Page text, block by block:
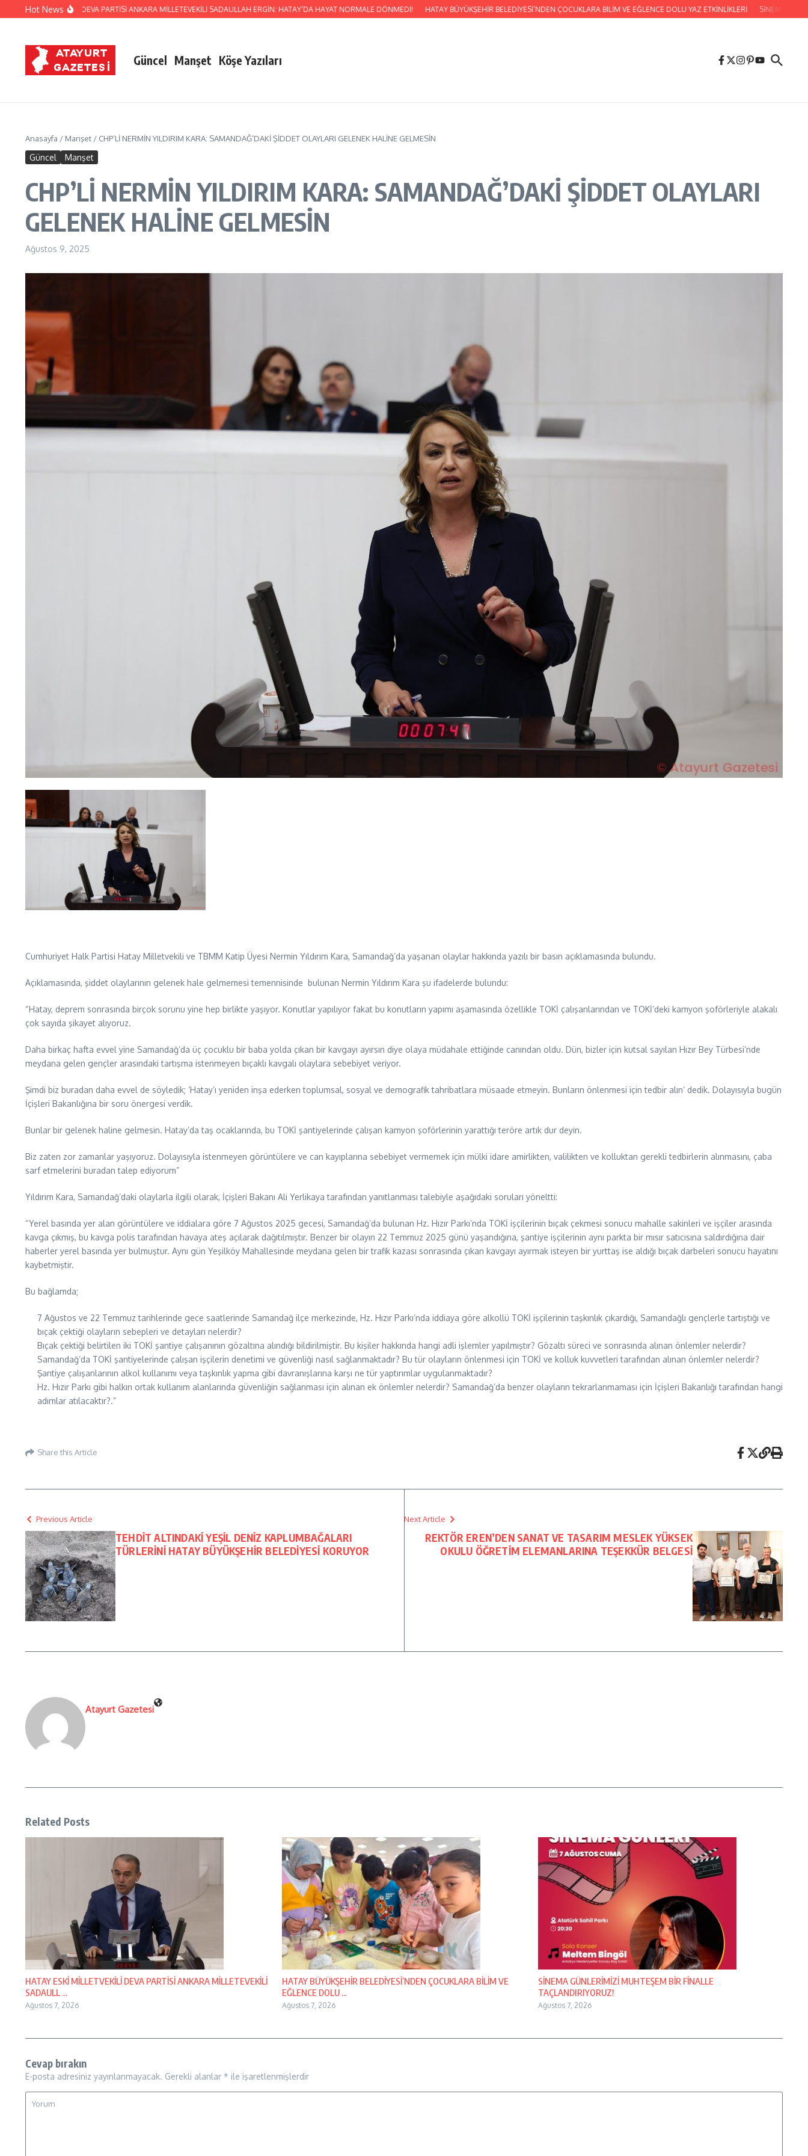
İçeriğe atlaHot News
MİLLETVEKİLİ DEVA PARTİSİ ANKARA MİLLETEVEKİLİ SADAULLAH ERGİN: HATAY’DA HAYAT NORMALE DÖNMEDİ! HATAY BÜYÜKŞEHİR BELEDİYESİ’NDEN ÇOCUKLARA BİLİM VE EĞLENCE DOLU YAZ ETKİNLİKLERİ SİNEMA
Güncel Manşet Köşe Yazıları
Anasayfa / Manşet / CHP’Lİ NERMİN YILDIRIM KARA: SAMANDAĞ’DAKİ ŞİDDET OLAYLARI GELENEK HALİNE GELMESİN
Güncel Manşet
CHP’Lİ NERMİN YILDIRIM KARA: SAMANDAĞ’DAKİ ŞİDDET OLAYLARI
GELENEK HALİNE GELMESİN
Ağustos 9, 2025
Cumhuriyet Halk Partisi Hatay Milletvekili ve TBMM Katip Üyesi Nermin Yıldırım Kara, Samandağ’da yaşanan olaylar hakkında yazılı bir basın açıklamasında bulundu.
Açıklamasında, şiddet olaylarının gelenek hale gelmemesi temennisinde bulunan Nermin Yıldırım Kara şu ifadelerde bulundu:
“Hatay, deprem sonrasında birçok sorunu yine hep birlikte yaşıyor. Konutlar yapılıyor fakat bu konutların yapımı aşamasında özellikle TOKİ çalışanlarından ve TOKİ’deki kamyon şoförleriyle alakalı
çok sayıda şikayet alıyoruz.
Daha birkaç hafta evvel yine Samandağ’da üç çocuklu bir baba yolda çıkan bir kavgayı ayırsın diye olaya müdahale ettiğinde canından oldu. Dün, bizler için kutsal sayılan Hızır Bey Türbesi’nde
meydana gelen gençler arasındaki tartışma istenmeyen bıçaklı kavgalı olaylara sebebiyet veriyor.
Şimdi biz buradan daha evvel de söyledik; ‘Hatay’ı yeniden inşa ederken toplumsal, sosyal ve demografik tahribatlara müsaade etmeyin. Bunların önlenmesi için tedbir alın’ dedik. Dolayısıyla bugün
İçişleri Bakanlığına bir soru önergesi verdik.
Bunlar bir gelenek haline gelmesin. Hatay’da taş ocaklarında, bu TOKİ şantiyelerinde çalışan kamyon şoförlerinin yarattığı teröre artık dur deyin.
Biz zaten zor zamanlar yaşıyoruz. Dolayısıyla istenmeyen görüntülere ve can kayıplarına sebebiyet vermemek için mülki idare amirlikten, valilikten ve kolluktan gerekli tedbirlerin alınmasını, çaba
sarf etmelerini buradan talep ediyorum”
Yıldırım Kara, Samandağ’daki olaylarla ilgili olarak, İçişleri Bakanı Ali Yerlikaya tarafından yanıtlanması talebiyle aşağıdaki soruları yöneltti:
“Yerel basında yer alan görüntülere ve iddialara göre 7 Ağustos 2025 gecesi, Samandağ’da bulunan Hz. Hızır Parkı’nda TOKİ işçilerinin bıçak çekmesi sonucu mahalle sakinleri ve işçiler arasında
kavga çıkmış, bu kavga polis tarafından havaya ateş açılarak dağıtılmıştır. Benzer bir olayın 22 Temmuz 2025 günü yaşandığına, şantiye işçilerinin aynı parkta bir mısır satıcısına saldırdığına dair
haberler yerel basında yer bulmuştur. Aynı gün Yeşilköy Mahallesinde meydana gelen bir trafik kazası sonrasında çıkan kavgayı ayırmak isteyen bir yurttaş ise aldığı bıçak darbeleri sonucu hayatını
kaybetmiştir.
Bu bağlamda;
7 Ağustos ve 22 Temmuz tarihlerinde gece saatlerinde Samandağ ilçe merkezinde, Hz. Hızır Parkı’nda iddiaya göre alkollü TOKİ işçilerinin taşkınlık çıkardığı, Samandağlı gençlerle tartıştığı ve
bıçak çektiği olayların sebepleri ve detayları nelerdir?
Bıçak çektiği belirtilen iki TOKİ şantiye çalışanının gözaltına alındığı bildirilmiştir. Bu kişiler hakkında hangi adli işlemler yapılmıştır? Gözaltı süreci ve sonrasında alınan önlemler nelerdir?
Samandağ’da TOKİ şantiyelerinde çalışan işçilerin denetimi ve güvenliği nasıl sağlanmaktadır? Bu tür olayların önlenmesi için TOKİ ve kolluk kuvvetleri tarafından alınan önlemler nelerdir?
Şantiye çalışanlarının alkol kullanımı veya taşkınlık yapma gibi davranışlarına karşı ne tür yaptırımlar uygulanmaktadır?
Hz. Hızır Parkı gibi halkın ortak kullanım alanlarında güvenliğin sağlanması için alınan ek önlemler nelerdir? Samandağ’da benzer olayların tekrarlanmaması için İçişleri Bakanlığı tarafından hangi
adımlar atılacaktır?.”
Share this Article
Previous Article
TEHDİT ALTINDAKİ YEŞİL DENİZ KAPLUMBAĞALARI
TÜRLERİNİ HATAY BÜYÜKŞEHİR BELEDİYESİ KORUYOR
Next Article
REKTÖR EREN’DEN SANAT VE TASARIM MESLEK YÜKSEK
OKULU ÖĞRETİM ELEMANLARINA TEŞEKKÜR BELGESİ
Atayurt Gazetesi
Related Posts
HATAY ESKİ MİLLETVEKİLİ DEVA PARTİSİ ANKARA MİLLETEVEKİLİ
SADAULL ...
Ağustos 7, 2026
HATAY BÜYÜKŞEHİR BELEDİYESİ’NDEN ÇOCUKLARA BİLİM VE
EĞLENCE DOLU ...
Ağustos 7, 2026
SİNEMA GÜNLERİMİZİ MUHTEŞEM BİR FİNALLE
TAÇLANDIRIYORUZ!
Ağustos 7, 2026
Cevap bırakın
E-posta adresiniz yayınlanmayacak. Gerekli alanlar * ile işaretlenmişlerdir